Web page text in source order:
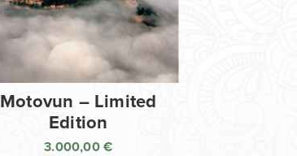
Motovun – Limited
Edition
3.000,00 €